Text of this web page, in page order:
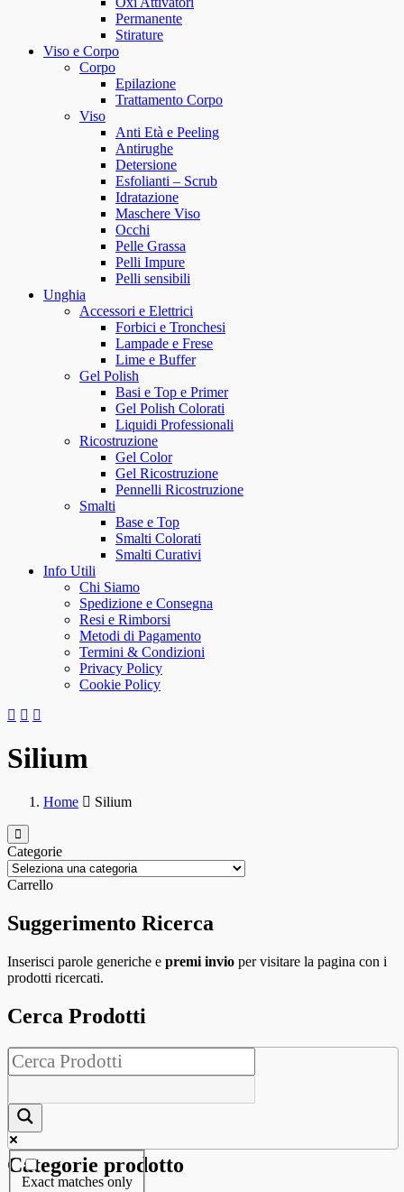
Permanente
Stirature
Viso e Corpo
Corpo
Epilazione
Trattamento Corpo
Viso
Anti Età e Peeling
Antirughe
Detersione
Esfolianti – Scrub
Idratazione
Maschere Viso
Occhi
Pelle Grassa
Pelli Impure
Pelli sensibili
Unghia
Accessori e Elettrici
Forbici e Tronchesi
Lampade e Frese
Lime e Buffer
Gel Polish
Basi e Top e Primer
Gel Polish Colorati
Liquidi Professionali
Ricostruzione
Gel Color
Gel Ricostruzione
Pennelli Ricostruzione
Smalti
Base e Top
Smalti Colorati
Smalti Curativi
Info Utili
Chi Siamo
Spedizione e Consegna
Resi e Rimborsi
Metodi di Pagamento
Termini & Condizioni
Privacy Policy
Cookie Policy
Silium
Home Silium
Categorie
Carrello
Suggerimento Ricerca
Inserisci parole generiche e premi invio per visitare la pagina con i
prodotti ricercati.
Cerca Prodotti
Exact matches only
Categorie prodotto